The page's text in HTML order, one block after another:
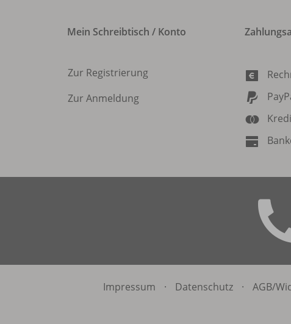
Mein Schreibtisch / Konto
Zur Registrierung
Zur Anmeldung
Impressum · Datenschutz · AGB/